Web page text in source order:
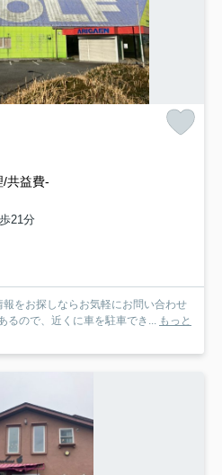
/共益費-
21分
報をお探しならお気軽にお問い合わせ
るので、近くに車を駐車でき... もっと